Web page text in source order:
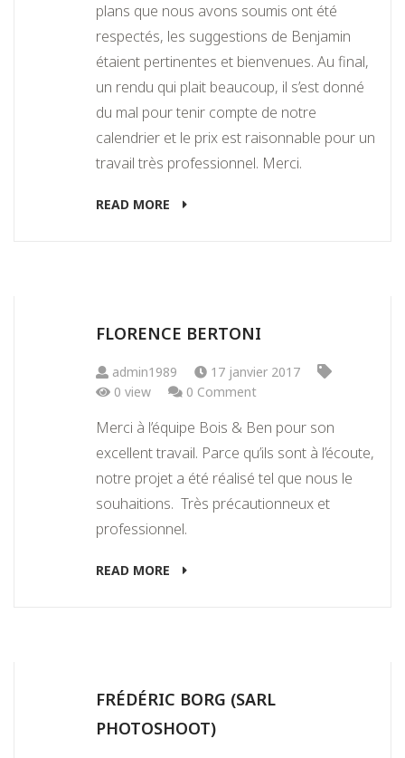
plans que nous avons soumis ont été
respectés, les suggestions de Benjamin
étaient pertinentes et bienvenues. Au final,
un rendu qui plait beaucoup, il s’est donné
du mal pour tenir compte de notre
calendrier et le prix est raisonnable pour un
travail très professionnel. Merci.
READ MORE
FLORENCE BERTONI
admin1989
17 janvier 2017
0 view
0 Comment
Merci à l’équipe Bois & Ben pour son
excellent travail. Parce qu’ils sont à l’écoute,
notre projet a été réalisé tel que nous le
souhaitions. Très précautionneux et
professionnel.
READ MORE
FRÉDÉRIC BORG (SARL
PHOTOSHOOT)